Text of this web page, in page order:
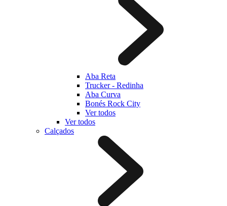
Aba Reta
Trucker - Redinha
Aba Curva
Bonés Rock City
Ver todos
Ver todos
Calçados